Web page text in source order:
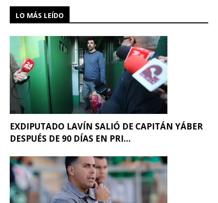
LO MÁS LEÍDO
EXDIPUTADO LAVÍN SALIÓ DE CAPITÁN YÁBER
DESPUÉS DE 90 DÍAS EN PRI...